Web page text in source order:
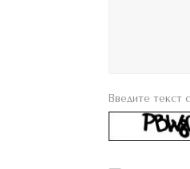
Введите текст